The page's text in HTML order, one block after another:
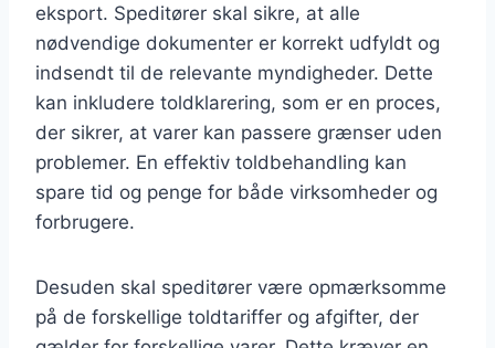
eksport. Speditører skal sikre, at alle
nødvendige dokumenter er korrekt udfyldt og
indsendt til de relevante myndigheder. Dette
kan inkludere toldklarering, som er en proces,
der sikrer, at varer kan passere grænser uden
problemer. En effektiv toldbehandling kan
spare tid og penge for både virksomheder og
forbrugere.
Desuden skal speditører være opmærksomme
på de forskellige toldtariffer og afgifter, der